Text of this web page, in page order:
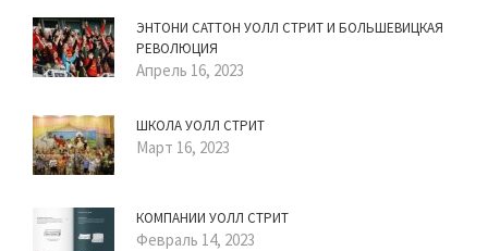
ЭНТОНИ САТТОН УОЛЛ СТРИТ И БОЛЬШЕВИЦКАЯ
РЕВОЛЮЦИЯ
Апрель 16, 2023
ШКОЛА УОЛЛ СТРИТ
Март 16, 2023
КОМПАНИИ УОЛЛ СТРИТ
Февраль 14, 2023